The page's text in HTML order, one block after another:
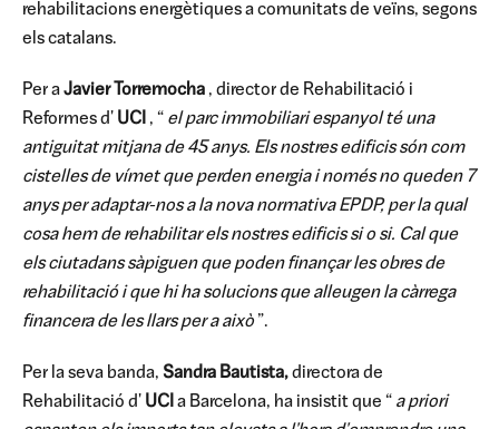
rehabilitacions energètiques a comunitats de veïns, segons
els catalans.
Per aJavier Torremocha , director de Rehabilitació i
Reformes d' UCI , “ el parc immobiliari espanyol té una
antiguitat mitjana de 45 anys. Els nostres edificis són com
cistelles de vímet que perden energia i només no queden 7
anys per adaptar-nos a la nova normativa EPDP, per la qual
cosa hem de rehabilitar els nostres edificis si o si. Cal que
els ciutadans sàpiguen que poden finançar les obres de
rehabilitació i que hi ha solucions que alleugen la càrrega
financera de les llars per a això”.
Per la seva banda, Sandra Bautista,directora de
Rehabilitació d' UCIa Barcelona, ​​ha insistit que “ a priori